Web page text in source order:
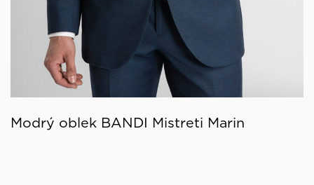
Modrý oblek BANDI Mistreti Marin